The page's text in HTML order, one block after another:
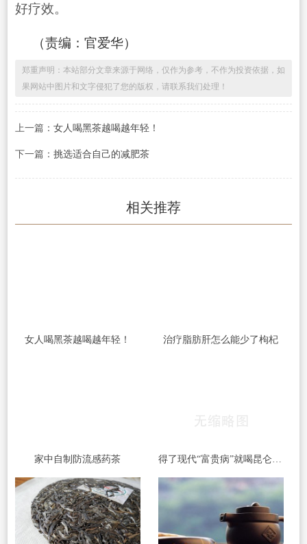
好疗效。
（责编：官爱华）
郑重声明：本站部分文章来源于网络，仅作为参考，不作为投资依据，如
果网站中图片和文字侵犯了您的版权，请联系我们处理！
上一篇： 女人喝黑茶越喝越年轻！
下一篇： 挑选适合自己的减肥茶
相关推荐
女人喝黑茶越喝越年轻！ 治疗脂肪肝怎么能少了枸杞
家中自制防流感药茶